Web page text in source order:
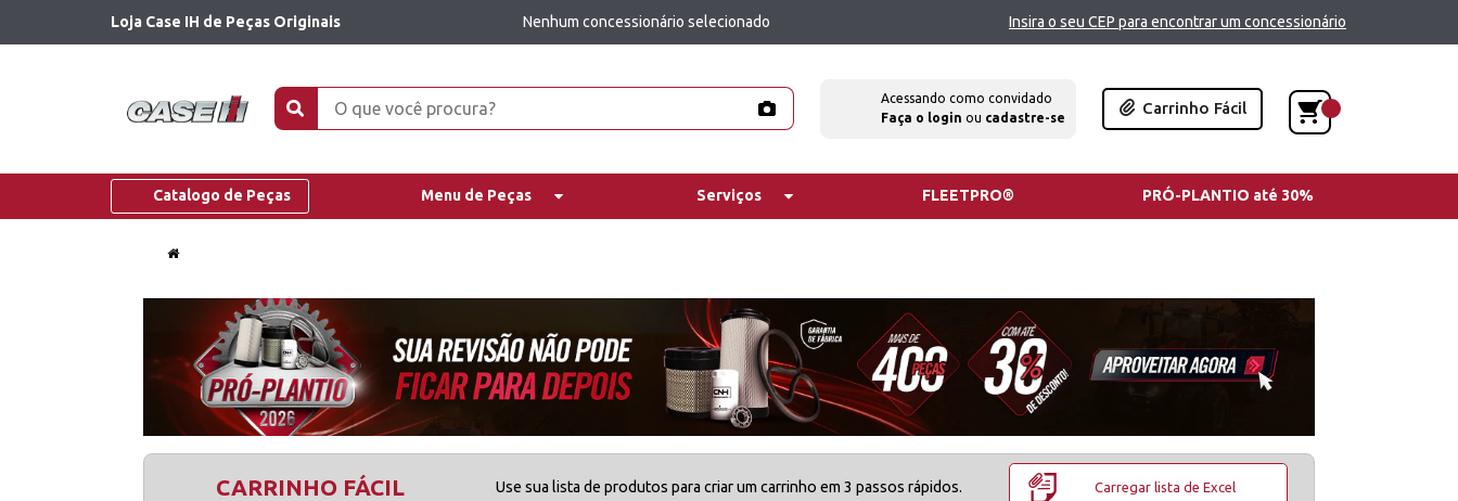
Loja Case IH de Peças Originais Nenhum concessionário selecionado Insira o seu CEP para encontrar um concessionário
Acessando como convidado
Faça o login ou cadastre-se
Carrinho Fácil
Catalogo de Peças Menu de Peças Serviços FLEETPRO® PRÓ-PLANTIO até 30%
CARRINHO FÁCIL Use sua lista de produtos para criar um carrinho em 3 passos rápidos. Carregar lista de Excel